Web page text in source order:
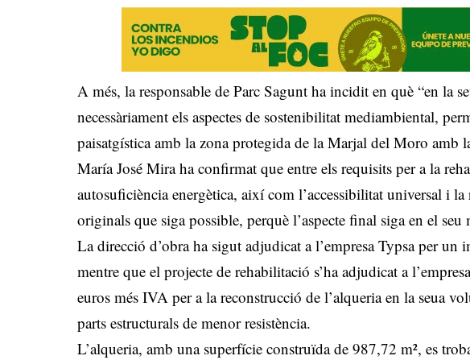
A més, la responsable de Parc Sagunt ha incidit en què “en la
necessàriament els aspectes de sostenibilitat mediambiental,
paisatgística amb la zona protegida de la Marjal del Moro amb
María José Mira ha confirmat que entre els requisits per a la
autosuficiència energètica, així com l’accessibilitat universal i
originals que siga possible, perquè l’aspecte final siga en el
La direcció d’obra ha sigut adjudicat a l’empresa Typsa per
mentre que el projecte de rehabilitació s’ha adjudicat a
euros més IVA per a la reconstrucció de l’alqueria en la seua
parts estructurals de menor resistència.
L’alqueria, amb una superfície construïda de 987,72 m², es